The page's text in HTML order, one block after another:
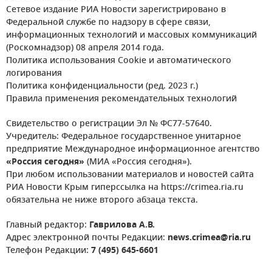
Сетевое издание РИА Новости зарегистрировано в
Федеральной службе по надзору в сфере связи,
информационных технологий и массовых коммуникаций
(Роскомнадзор) 08 апреля 2014 года.
Политика использования Cookie и автоматического
логирования
Политика конфиденциальности (ред. 2023 г.)
Правила применения рекомендательных технологий
Свидетельство о регистрации Эл № ФС77-57640.
Учредитель: Федеральное государственное унитарное
предприятие Международное информационное агентство
«Россия сегодня» (МИА «Россия сегодня»).
При любом использовании материалов и новостей сайта
РИА Новости Крым гиперссылка на https://crimea.ria.ru
обязательна не ниже второго абзаца текста.
Главный редактор: Гаврилова А.В.
Адрес электронной почты Редакции: news.crimea@ria.ru
Телефон Редакции: 7 (495) 645-6601